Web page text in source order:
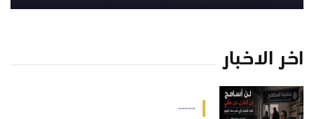
اخر الاخبار
-----